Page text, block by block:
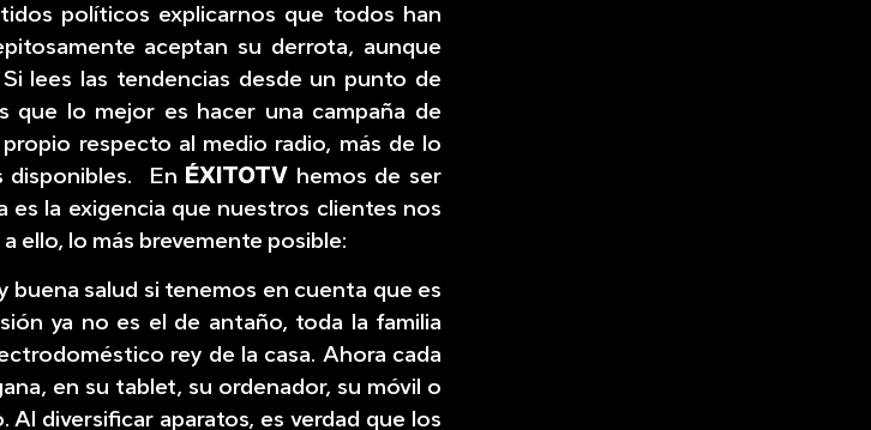
políticos explicarnos que todos han
aceptan su derrota, aunque
lees las tendencias desde un punto de
que lo mejor es hacer una campaña de
respecto al medio radio, más de lo
disponibles. En ÉXITOTV hemos de ser
es la exigencia que nuestros clientes nos
ello, lo más brevemente posible:
salud si tenemos en cuenta que es
ya no es el de antaño, toda la familia
rey de la casa. Ahora cada
en su tablet, su ordenador, su móvil o
Al diversificar aparatos, es verdad que los